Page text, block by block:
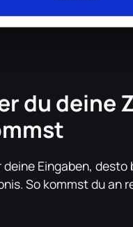
du deine
deine Eingaben, desto
So kommst du an